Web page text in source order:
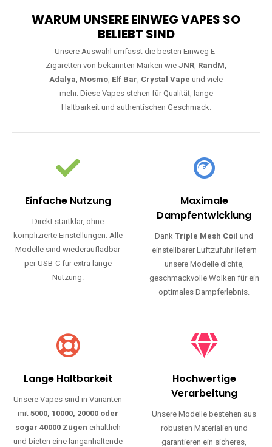
WARUM UNSERE EINWEG VAPES SO
BELIEBT SIND
Unsere Auswahl umfasst die besten Einweg E-
Zigaretten von bekannten Marken wie JNR, RandM,
Adalya, Mosmo, Elf Bar, Crystal Vape und viele
mehr. Diese Vapes stehen für Qualität, lange
Haltbarkeit und authentischen Geschmack.
Einfache Nutzung
Direkt startklar, ohne
komplizierte Einstellungen. Alle
Modelle sind wiederaufladbar
per USB-C für extra lange
Nutzung.
Maximale
Dampfentwicklung
DankTriple Mesh Coil und
einstellbarer Luftzufuhr liefern
unsere Modelle dichte,
geschmackvolle Wolken für ein
optimales Dampferlebnis.
Lange Haltbarkeit
Unsere Vapes sind in Varianten
mit 5000, 10000, 20000 oder
sogar 40000 Zügen erhältlich
und bieten eine langanhaltende
Hochwertige
Verarbeitung
Unsere Modelle bestehen aus
robusten Materialien und
garantieren ein sicheres,